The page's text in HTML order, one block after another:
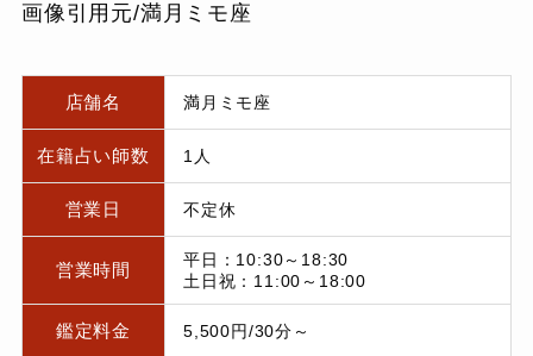
画像引用元/満月ミモ座
店舗名 満月ミモ座
在籍占い師数 1人
営業日 不定休
営業時間
平日：10:30～18:30
土日祝：11:00～18:00
鑑定料金 5,500円/30分～